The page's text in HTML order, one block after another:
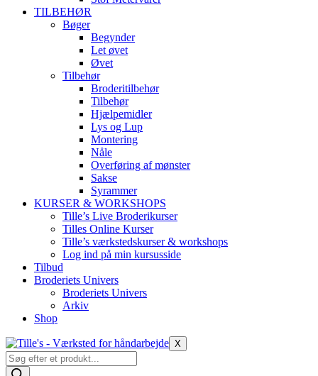
TILBEHØR
Bøger
Begynder
Let øvet
Øvet
Tilbehør
Broderitilbehør
Tilbehør
Hjælpemidler
Lys og Lup
Montering
Nåle
Overføring af mønster
Sakse
Syrammer
KURSER & WORKSHOPS
Tille’s Live Broderikurser
Tilles Online Kurser
Tille’s værkstedskurser & workshops
Log ind på min kursusside
Tilbud
Broderiets Univers
Broderiets Univers
Arkiv
Shop
X
Products
search